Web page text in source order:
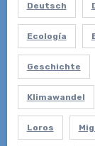
Deutsch
Ecología
Geschichte
Klimawandel
Loros